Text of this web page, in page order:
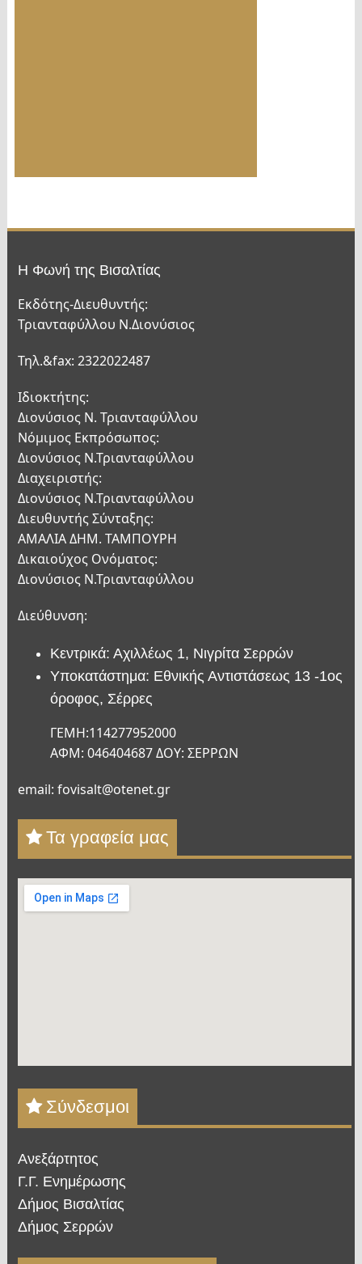
Η Φωνή της Βισαλτίας
Εκδότης-Διευθυντής:
Τριανταφύλλου Ν.Διονύσιος
Τηλ.&fax: 2322022487
Ιδιοκτήτης:
Διονύσιος Ν. Τριανταφύλλου
Νόμιμος Εκπρόσωπος:
Διονύσιος Ν.Τριανταφύλλου
Διαχειριστής:
Διονύσιος Ν.Τριανταφύλλου
Διευθυντής Σύνταξης:
ΑΜΑΛΙΑ ΔΗΜ. ΤΑΜΠΟΥΡΗ
Δικαιούχος Ονόματος:
Διονύσιος Ν.Τριανταφύλλου
Διεύθυνση:
Κεντρικά: Αχιλλέως 1, Νιγρίτα Σερρών
Υποκατάστημα: Εθνικής Αντιστάσεως 13 -1ος
όροφος, Σέρρες
ΓΕΜΗ:114277952000
ΑΦΜ: 046404687 ΔΟΥ: ΣΕΡΡΩΝ
email: fovisalt@otenet.gr
Τα γραφεία μας
Σύνδεσμοι
Ανεξάρτητος
Γ.Γ. Ενημέρωσης
Δήμος Βισαλτίας
Δήμος Σερρών